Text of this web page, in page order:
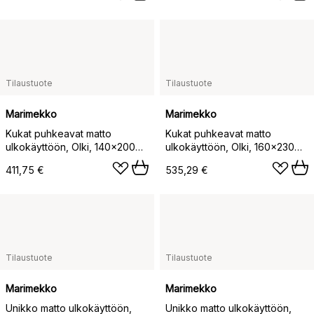
Tilaustuote
Marimekko
Kukat puhkeavat matto
ulkokäyttöön, Olki, 140x200
411,75 €
Tilaustuote
Marimekko
Kukat puhkeavat matto
ulkokäyttöön, Olki, 160x230
535,29 €
Tilaustuote
Marimekko
Unikko matto ulkokäyttöön,
Tilaustuote
Marimekko
Unikko matto ulkokäyttöön,